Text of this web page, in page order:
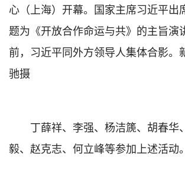
心（上海）开幕。国家主席习近平出
题为《开放合作命运与共》的主旨演
前，习近平同外方领导人集体合影。
驰摄
丁薛祥、李强、杨洁篪、胡春华
毅、赵克志、何立峰等参加上述活动。